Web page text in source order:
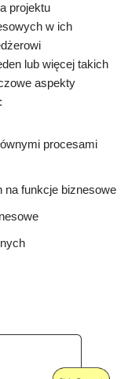
projektu
w ich
lub więcej takich
aspekty
procesami
na funkcje biznesowe